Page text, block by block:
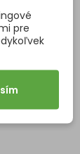
dĺžky až 2
mriežka je
odvetranie v
€
do košíka
pre